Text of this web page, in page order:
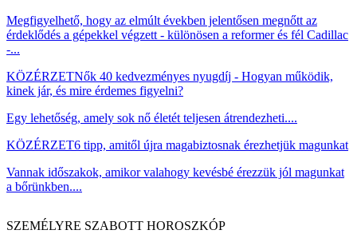
Megfigyelhető, hogy az elmúlt években jelentősen megnőtt az
érdeklődés a gépekkel végzett - különösen a reformer és fél Cadillac
-...
KÖZÉRZETNők 40 kedvezményes nyugdíj - Hogyan működik,
kinek jár, és mire érdemes figyelni?
Egy lehetőség, amely sok nő életét teljesen átrendezheti....
KÖZÉRZET6 tipp, amitől újra magabiztosnak érezhetjük magunkat
Vannak időszakok, amikor valahogy kevésbé érezzük jól magunkat
a bőrünkben....
SZEMÉLYRE SZABOTT HOROSZKÓP